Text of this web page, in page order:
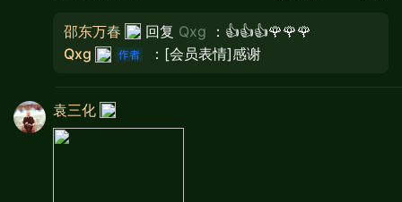
2018年7月。碑面光洁，映着天光，也映着
桥上走过的老人、拍照的少年、推着童车
的妈妈。历史不是封存在玻璃柜里的标
本，它就在这碑与桥之间，在石狮子微翘
的嘴角里，在路人驻足时投下的一小片影
邵东万春 回复 Qxg
：👍👍👍🌹🌹🌹
Qxg
：[会员表情]感谢
袁三化